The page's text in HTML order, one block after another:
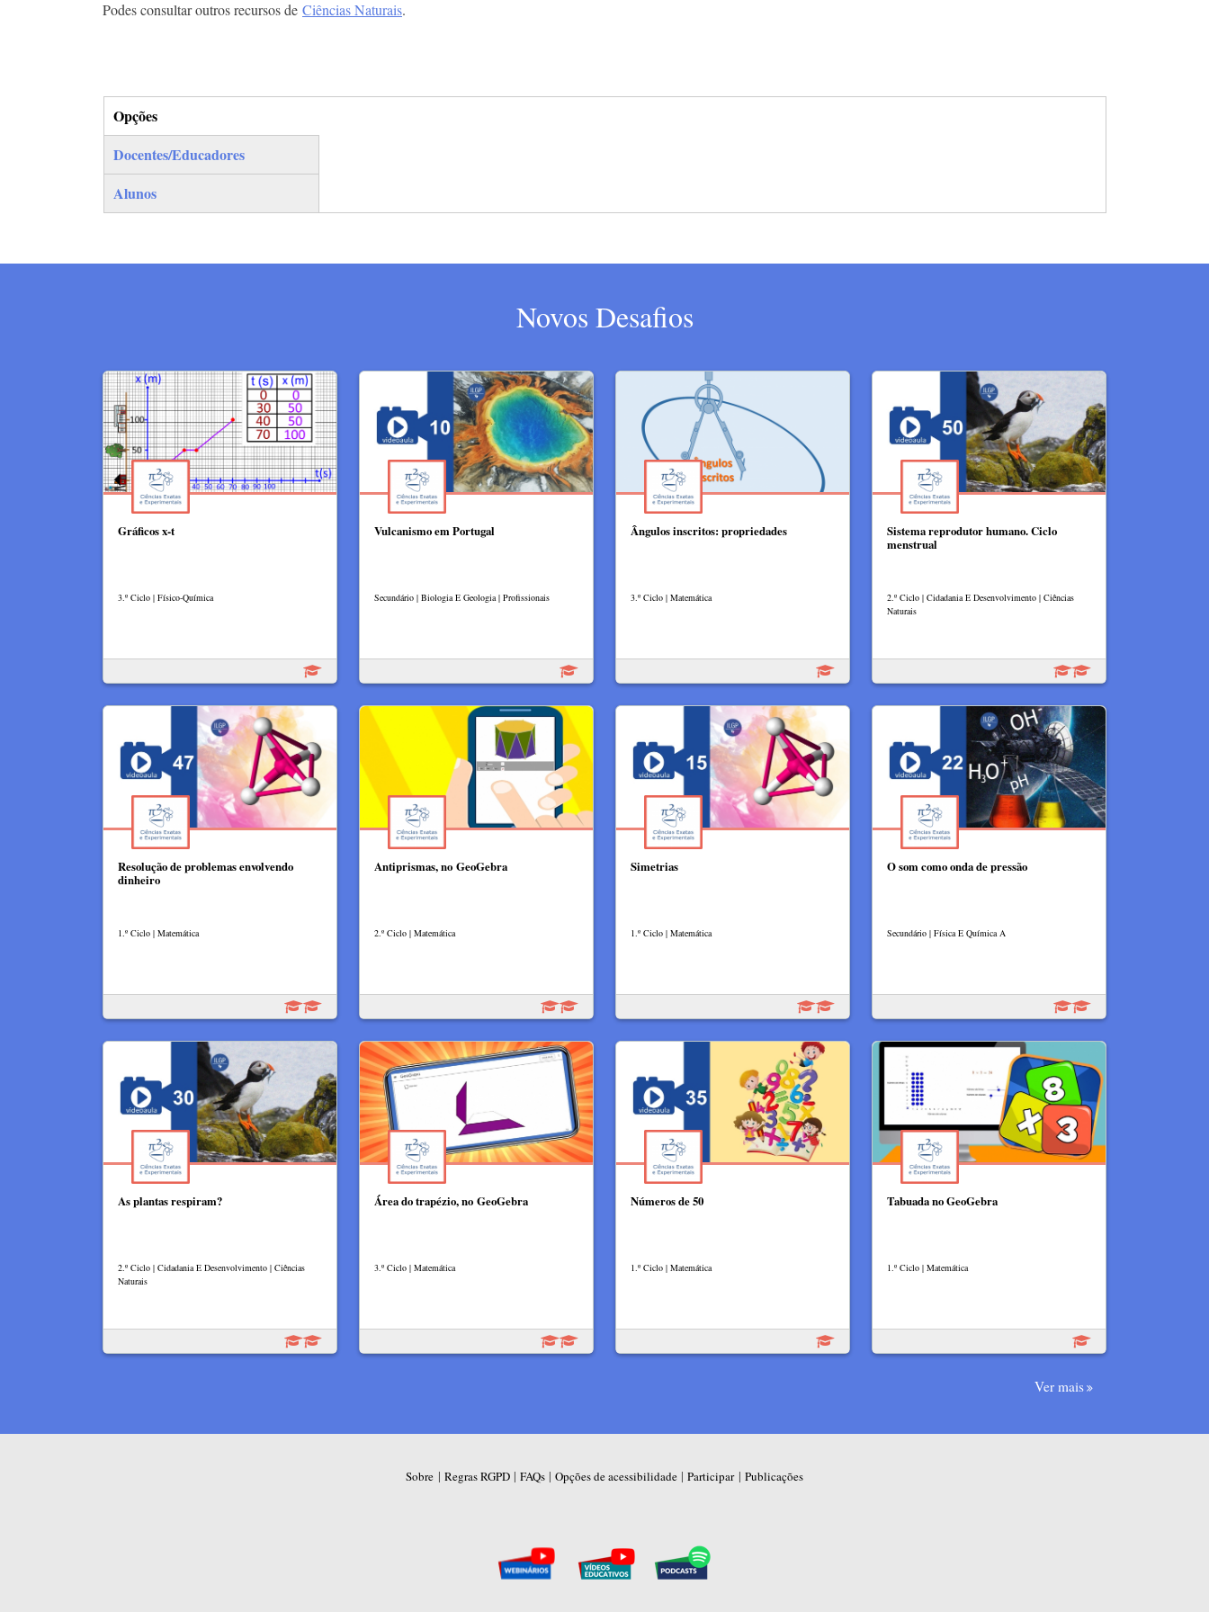
Podes consultar outros recursos de Ciências Naturais.
Opções
(separador ativo)
Docentes/Educadores
Alunos
Novos Desafios
Gráficos x-t
3.º Ciclo | Físico-Química
Vulcanismo em Portugal
Secundário | Biologia E Geologia | Profissionais
Ângulos inscritos: propriedades
3.º Ciclo | Matemática
Sistema reprodutor humano. Ciclo
menstrual
2.º Ciclo | Cidadania E Desenvolvimento | Ciências
Naturais
Resolução de problemas envolvendo
dinheiro
1.º Ciclo | Matemática
Antiprismas, no GeoGebra
2.º Ciclo | Matemática
Simetrias
1.º Ciclo | Matemática
O som como onda de pressão
Secundário | Física E Química A
As plantas respiram?​
2.º Ciclo | Cidadania E Desenvolvimento | Ciências
Naturais
Área do trapézio, no GeoGebra
3.º Ciclo | Matemática
Números de 50
1.º Ciclo | Matemática
Tabuada no GeoGebra​
1.º Ciclo | Matemática
Ver mais
Sobre | Regras RGPD | FAQs | Opções de acessibilidade | Participar| Publicações